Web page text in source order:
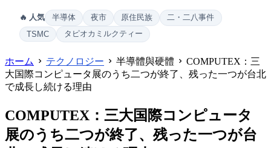
🔥 人気 半導体 夜市 原住民族
二・二八事件
TSMC
タピオカミルクティー
ホーム テクノロジー 半導體與硬體
COMPUTEX：三
大国際コンピュータ展のうち二つが終了、残った一つが台北
で成長し続ける理由
COMPUTEX：三大国際コンピュータ
展のうち二つが終了、残った一つが台